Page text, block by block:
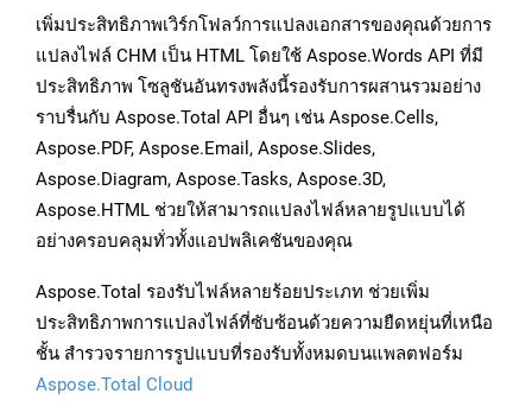
เพิ่มประสิทธิภาพเวิร์กโฟลว์การแปลงเอกสารของคุณด้วยการ
แปลงไฟล์ CHM เป็น HTML โดยใช้ Aspose.Words API ที่มี
ประสิทธิภาพ โซลูชันอันทรงพลังนี้รองรับการผสานรวมอย่าง
ราบรื่นกับ Aspose.Total API อื่นๆ เช่น Aspose.Cells,
Aspose.PDF, Aspose.Email, Aspose.Slides,
Aspose.Diagram, Aspose.Tasks, Aspose.3D,
Aspose.HTML ช่วยให้สามารถแปลงไฟล์หลายรูปแบบได้
อย่างครอบคลุมทั่วทั้งแอปพลิเคชันของคุณ
Aspose.Total รองรับไฟล์หลายร้อยประเภท ช่วยเพิ่ม
ประสิทธิภาพการแปลงไฟล์ที่ซับซ้อนด้วยความยืดหยุ่นที่เหนือ
ชั้น สำรวจรายการรูปแบบที่รองรับทั้งหมดบนแพลตฟอร์ม
Aspose.Total Cloud